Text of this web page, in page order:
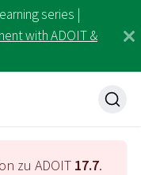
series |
with ADOIT &
zu ADOIT 17.7.